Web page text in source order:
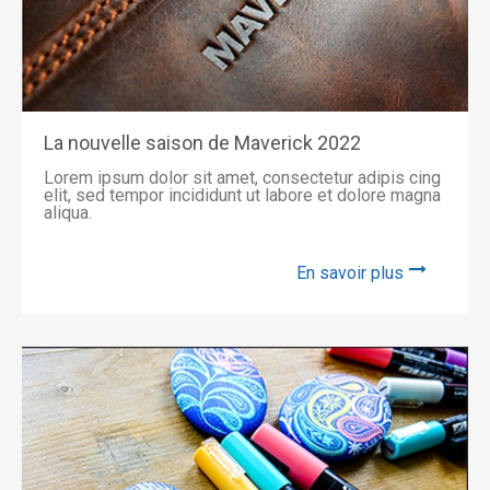
La nouvelle saison de Maverick 2022
Lorem ipsum dolor sit amet, consectetur adipis cing
elit, sed tempor incididunt ut labore et dolore magna
aliqua.
En savoir plus